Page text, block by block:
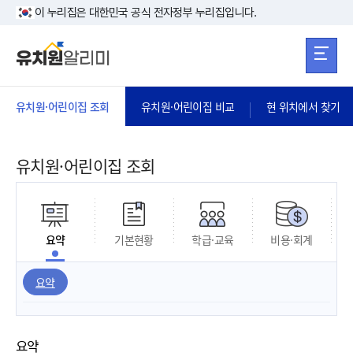
본문 바로가기
이 누리집은 대한민국 공식 전자정부 누리집입니다.
유치원·어린이집 조회 유치원·어린이집 비교 현 위치에서 찾기
유치원·어린이집 조회
요약 기본현황 학급·교육 비용·회계
요약
요약